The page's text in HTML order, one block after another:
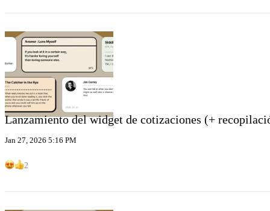
Lanzamiento del widget de cotizaciones (+
Jan 27, 2026 5:16 PM
2